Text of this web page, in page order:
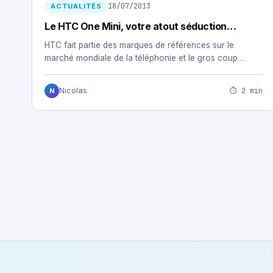
ACTUALITÉS 18/07/2013
Le HTC One Mini, votre atout séduction…
HTC fait partie des marques de références sur le
marché mondiale de la téléphonie et le gros coup…
N Nicolas ⏱ 2 min